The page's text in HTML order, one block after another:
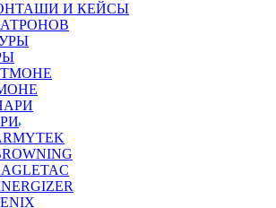
И КЕЙСЫ